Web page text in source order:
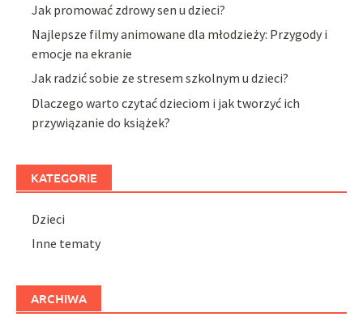
Jak promować zdrowy sen u dzieci?
Najlepsze filmy animowane dla młodzieży: Przygody i
emocje na ekranie
Jak radzić sobie ze stresem szkolnym u dzieci?
Dlaczego warto czytać dzieciom i jak tworzyć ich
przywiązanie do książek?
KATEGORIE
Dzieci
Inne tematy
ARCHIWA